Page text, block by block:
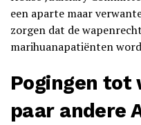
een aparte maar
zorgen dat de
marihuanapatiënten
Pogingen tot
paar andere